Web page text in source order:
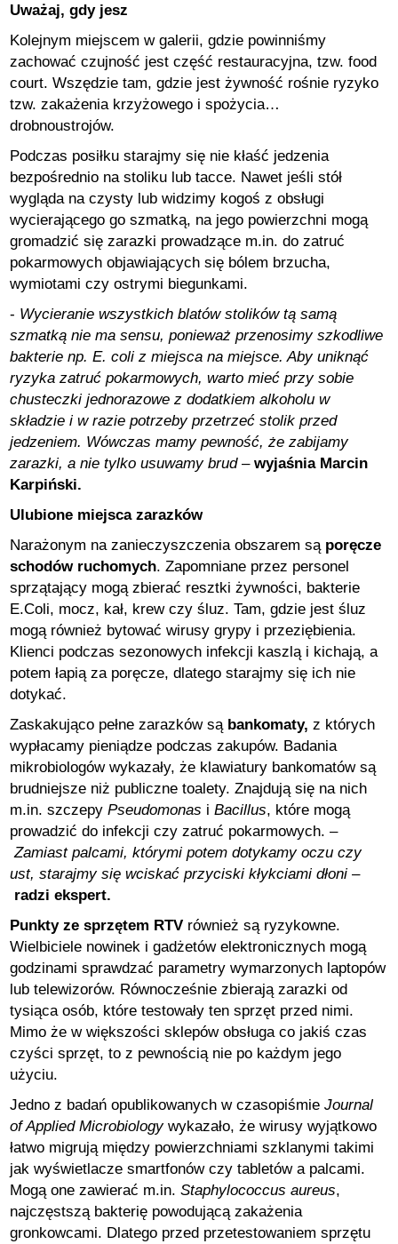
Uważaj, gdy jesz
Kolejnym miejscem w galerii, gdzie powinniśmy
zachować czujność jest część restauracyjna, tzw. food
court. Wszędzie tam, gdzie jest żywność rośnie ryzyko
tzw. zakażenia krzyżowego i spożycia…
drobnoustrojów.
Podczas posiłku starajmy się nie kłaść jedzenia
bezpośrednio na stoliku lub tacce. Nawet jeśli stół
wygląda na czysty lub widzimy kogoś z obsługi
wycierającego go szmatką, na jego powierzchni mogą
gromadzić się zarazki prowadzące m.in. do zatruć
pokarmowych objawiających się bólem brzucha,
wymiotami czy ostrymi biegunkami.
- Wycieranie wszystkich blatów stolików tą samą
szmatką nie ma sensu, ponieważ przenosimy szkodliwe
bakterie np. E. coli z miejsca na miejsce. Aby uniknąć
ryzyka zatruć pokarmowych, warto mieć przy sobie
chusteczki jednorazowe z dodatkiem alkoholu w
składzie i w razie potrzeby przetrzeć stolik przed
jedzeniem. Wówczas mamy pewność, że zabijamy
zarazki, a nie tylko usuwamy brud– wyjaśnia Marcin
Karpiński.
Ulubione miejsca zarazków
Narażonym na zanieczyszczenia obszarem są poręcze
schodów ruchomych. Zapomniane przez personel
sprzątający mogą zbierać resztki żywności, bakterie
E.Coli, mocz, kał, krew czy śluz. Tam, gdzie jest śluz
mogą również bytować wirusy grypy i przeziębienia.
Klienci podczas sezonowych infekcji kaszlą i kichają, a
potem łapią za poręcze, dlatego starajmy się ich nie
dotykać.
Zaskakująco pełne zarazków są bankomaty, z których
wypłacamy pieniądze podczas zakupów. Badania
mikrobiologów wykazały, że klawiatury bankomatów są
brudniejsze niż publiczne toalety. Znajdują się na nich
m.in. szczepy Pseudomonas i Bacillus, które mogą
prowadzić do infekcji czy zatruć pokarmowych. –
Zamiast palcami, którymi potem dotykamy oczu czy
ust, starajmy się wciskać przyciski kłykciami dłoni –
radzi ekspert.
Punkty ze sprzętem RTV również są ryzykowne.
Wielbiciele nowinek i gadżetów elektronicznych mogą
godzinami sprawdzać parametry wymarzonych laptopów
lub telewizorów. Równocześnie zbierają zarazki od
tysiąca osób, które testowały ten sprzęt przed nimi.
Mimo że w większości sklepów obsługa co jakiś czas
czyści sprzęt, to z pewnością nie po każdym jego
użyciu.
Jedno z badań opublikowanych w czasopiśmie Journal
of Applied Microbiologywykazało, że wirusy wyjątkowo
łatwo migrują między powierzchniami szklanymi takimi
jak wyświetlacze smartfonów czy tabletów a palcami.
Mogą one zawierać m.in. Staphylococcus aureus,
najczęstszą bakterię powodującą zakażenia
gronkowcami. Dlatego przed przetestowaniem sprzętu